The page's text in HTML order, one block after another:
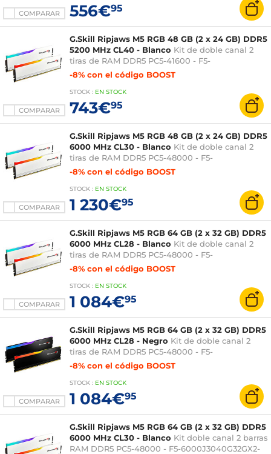
COMPARAR 556€95
COMPARAR
G.Skill Ripjaws M5 RGB 48 GB (2 x 24 GB) DDR5
5200 MHz CL40 - Blanco Kit de doble canal 2
tiras de RAM DDR5 PC5-41600 - F5-
5200J4040A24GX2-RM5RW
-8% con el código BOOST
STOCK : EN STOCK
743€95
COMPARAR
G.Skill Ripjaws M5 RGB 48 GB (2 x 24 GB) DDR5
6000 MHz CL30 - Blanco Kit de doble canal 2
tiras de RAM DDR5 PC5-48000 - F5-
6000J3036F24GX2-RM5RW
-8% con el código BOOST
STOCK : EN STOCK
1 230€95
COMPARAR
G.Skill Ripjaws M5 RGB 64 GB (2 x 32 GB) DDR5
6000 MHz CL28 - Blanco Kit de doble canal 2
tiras de RAM DDR5 PC5-48000 - F5-
6000J2836G32GX2-RM5RW
-8% con el código BOOST
STOCK : EN STOCK
1 084€95
COMPARAR
G.Skill Ripjaws M5 RGB 64 GB (2 x 32 GB) DDR5
6000 MHz CL28 - Negro Kit de doble canal 2
tiras de RAM DDR5 PC5-48000 - F5-
6000J2836G32GX2-RM5RK
-8% con el código BOOST
STOCK : EN STOCK
1 084€95
G.Skill Ripjaws M5 RGB 64 GB (2 x 32 GB) DDR5
6000 MHz CL30 - Blanco Kit doble canal 2 barras
RAM DDR5 PC5-48000 - F5-6000J3040G32GX2-